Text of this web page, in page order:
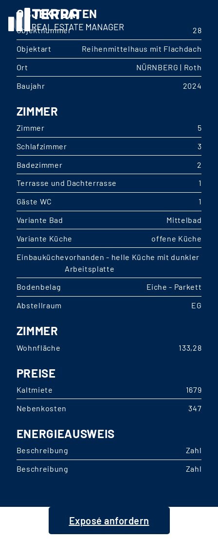
OBJEKTDATEN
Objektnummer
28
Objektart
Reihenmittelhaus mit Flachdach
Ort
NÜRNBERG | Roth
Baujahr
2024
ZIMMER
Zimmer
5
Schlafzimmer
3
Badezimmer
2
Terrasse und Dachterrasse
1
Gäste WC
1
Variante Bad
Mittelbad
Variante Küche
offene Küche
Einbauküchevorhanden - helle Küche mit dunkler
Arbeitsplatte
Bodenbelag
Eiche - Parkett
Abstellraum
EG
ZIMMER
Wohnfläche 133,28
PREISE
Kaltmiete
1679
Nebenkosten
347
ENERGIEAUSWEIS
Beschreibung
Zahl
Beschreibung
Zahl
Exposé anfordern